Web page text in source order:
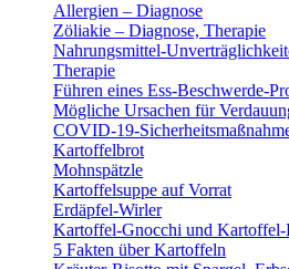
Allergien – Diagnose
Zöliakie – Diagnose, Therapie
Nahrungsmittel-
Therapie
Führen eines Ess-Beschwerde-
Mögliche Ursachen für
COVID-19-
Kartoffelbrot
Mohnspätzle
Kartoffelsuppe auf Vorrat
Erdäpfel-Wirler
Kartoffel-Gnocchi und
5 Fakten über Kartoffeln